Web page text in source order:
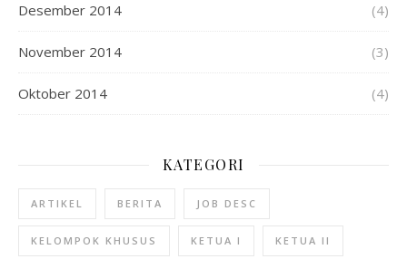
Desember 2014 (4)
November 2014 (3)
Oktober 2014 (4)
KATEGORI
ARTIKEL BERITA JOB DESC
KELOMPOK KHUSUS KETUA I KETUA II